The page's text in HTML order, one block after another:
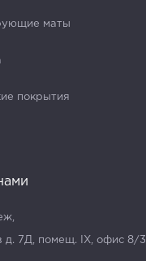
маты
покрытия
д. 7Д, помещ. IX, офис 8/3